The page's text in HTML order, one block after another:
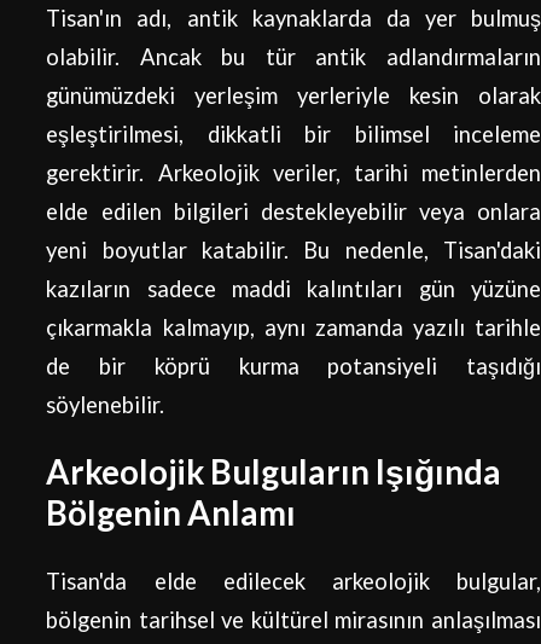
Tisan'ın adı, antik kaynaklarda da yer bulmuş
olabilir. Ancak bu tür antik adlandırmaların
günümüzdeki yerleşim yerleriyle kesin olarak
eşleştirilmesi, dikkatli bir bilimsel inceleme
gerektirir. Arkeolojik veriler, tarihi metinlerden
elde edilen bilgileri destekleyebilir veya onlara
yeni boyutlar katabilir. Bu nedenle, Tisan'daki
kazıların sadece maddi kalıntıları gün yüzüne
çıkarmakla kalmayıp, aynı zamanda yazılı tarihle
de bir köprü kurma potansiyeli taşıdığı
söylenebilir.
Arkeolojik Bulguların Işığında
Bölgenin Anlamı
Tisan'da elde edilecek arkeolojik bulgular,
bölgenin tarihsel ve kültürel mirasının anlaşılması